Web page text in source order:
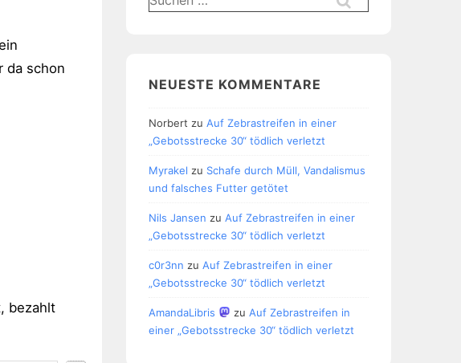
da schon
bezahlt
nach:
NEUESTE KOMMENTARE
Norbert zu Auf Zebrastreifen in einer
„Gebotsstrecke 30“ tödlich verletzt
Myrakel zu Schafe durch Müll, Vandalismus
und falsches Futter getötet
Nils Jansen zu Auf Zebrastreifen in einer
„Gebotsstrecke 30“ tödlich verletzt
c0r3nn zu Auf Zebrastreifen in einer
„Gebotsstrecke 30“ tödlich verletzt
AmandaLibris zu Auf Zebrastreifen in
einer „Gebotsstrecke 30“ tödlich verletzt